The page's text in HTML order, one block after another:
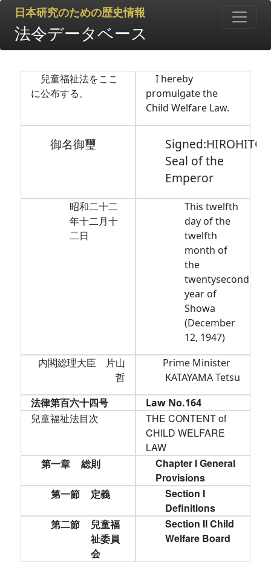
日本研究のための歴史情報
法令データベース
兒童福祉法をここ
に公布する。
I hereby
promulgate the
Child Welfare Law.
御名御璽
Signed:HIROHITO,
Seal of the
Emperor
昭和二十二
年十二月十
二日
This twelfth
day of the
twelfth
month of
the
twentysecond
year of
Showa
(December
12, 1947)
内閣総理大臣 片山
哲
Prime Minister
KATAYAMA Tetsu
法律第百六十四号
Law No.164
兒童福祉法目次
THE CONTENT of
CHILD WELFARE
LAW
第一章
総則
Chapter I General
Provisions
第一節
定義
Section I
Definitions
第二節
兒童福
祉委員
会
Section II Child
Welfare Board